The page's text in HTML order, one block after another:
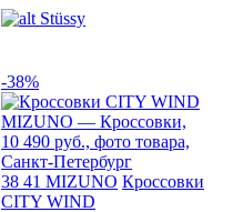
Stüssy
-38%
38 41 MIZUNO Кроссовки
CITY WIND